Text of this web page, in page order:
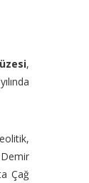
,
Çağ